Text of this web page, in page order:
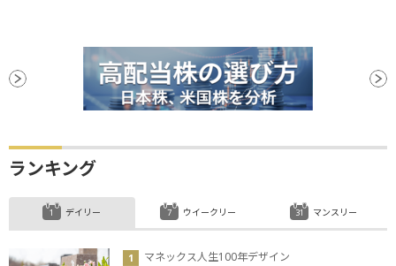
ランキング
デイリー
マネックス人生100年デザイン
ウイークリー マンスリー